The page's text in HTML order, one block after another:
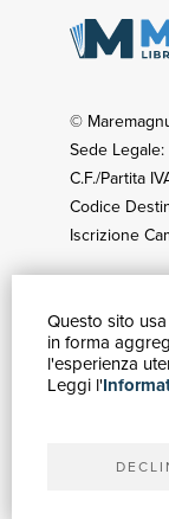
Questo sito
in forma
l'esperienza
Leggi l'
©
Sede
C.F./Partita
Codice
Iscrizione